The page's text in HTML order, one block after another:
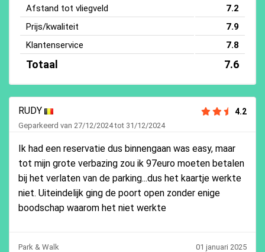
Afstand tot vliegveld
7.2
Prijs/kwaliteit
7.9
Klantenservice
7.8
Totaal 7.6
RUDY 4.2
Geparkeerd van 27/12/2024 tot 31/12/2024
Ik had een reservatie dus binnengaan was easy, maar
tot mijn grote verbazing zou ik 97euro moeten betalen
bij het verlaten van de parking...dus het kaartje werkte
niet. Uiteindelijk ging de poort open zonder enige
boodschap waarom het niet werkte
Park & Walk 01 januari 2025